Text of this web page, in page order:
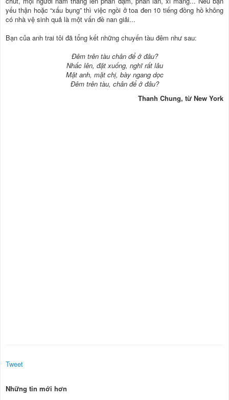
yếu thận hoặc “xấu bụng” thì việc ngồi ở toa đen 10 tiếng đồng hồ không
có nhà vệ sinh quả là một vấn đề nan giải...
Bạn của anh trai tôi đã tổng kết những chuyến tàu đêm như sau:
Đêm trên tàu chân để ở đâu?
Nhấc lên, đặt xuống, nghĩ rất lâu
Mặt anh, mặt chị, bày ngang dọc
Đêm trên tàu, chân để ở đâu?
Thanh Chung, từ New York
Tweet
Những tin mới hơn